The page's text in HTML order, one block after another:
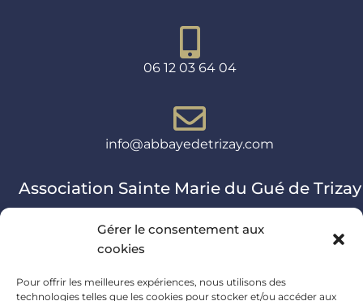
Gérer le consentement aux
cookies
Pour offrir les meilleures expériences, nous utilisons des
technologies telles que les cookies pour stocker et/ou accéder aux
06 12 03 64 04
info@abbayedetrizay.com
Association Sainte Marie du Gué de Trizay
Informations sur l'association
Adresse